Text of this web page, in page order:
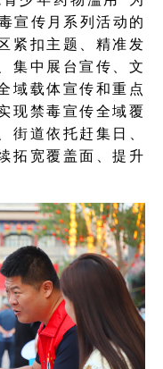
宣传月系列活动的
紧扣主题、精准发
集中展台宣传、文
域载体宣传和重点
现禁毒宣传全域覆
街道依托赶集日、
拓宽覆盖面、提升